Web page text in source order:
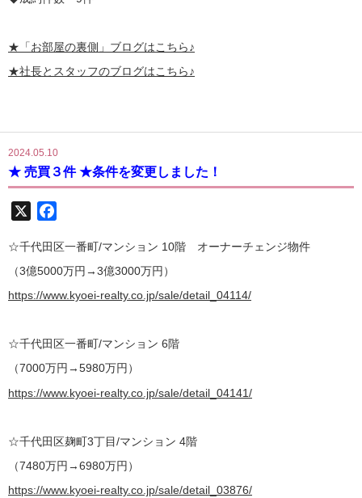
★ 「お部屋の裏側」 ブログはこちら♪
★社長とスタッフのブログはこちら♪
2024.05.10
★ 売買３件 ★条件を変更しました！
☆千代田区一番町/マンション 10階 オーナーチェンジ物件
（3億5000万円→3億3000万円）
https://www.kyoei-realty.co.jp/sale/detail_04114/
☆千代田区一番町/マンション 6階
（7000万円→5980万円）
https://www.kyoei-realty.co.jp/sale/detail_04141/
☆千代田区麹町3丁目/マンション 4階
（7480万円→6980万円）
https://www.kyoei-realty.co.jp/sale/detail_03876/